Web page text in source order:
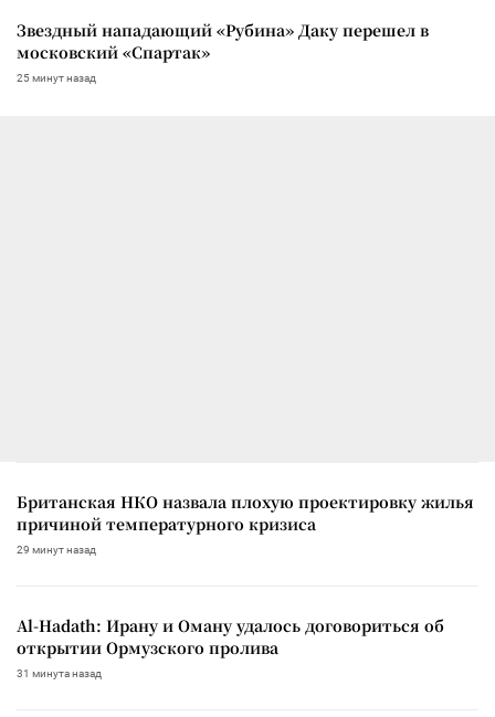
Звездный нападающий «Рубина» Даку перешел в
московский «Спартак»
25 минут назад
Британская НКО назвала плохую проектировку жилья
причиной температурного кризиса
29 минут назад
Al-Hadath: Ирану и Оману удалось договориться об
открытии Ормузского пролива
31 минута назад